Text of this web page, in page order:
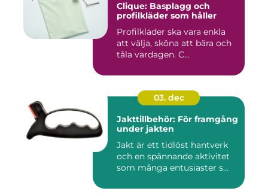
Clique: Basplagg och
profilkläder som håller
Profilkläder ska vara enkla
att välja, sköna att bära och
tåla vardagen. C...
03. dec
Jakttillbehör: För framgång
under jakten
Jakt är ett tidlöst hantverk
och en spännande aktivitet
som många entusiaster s...